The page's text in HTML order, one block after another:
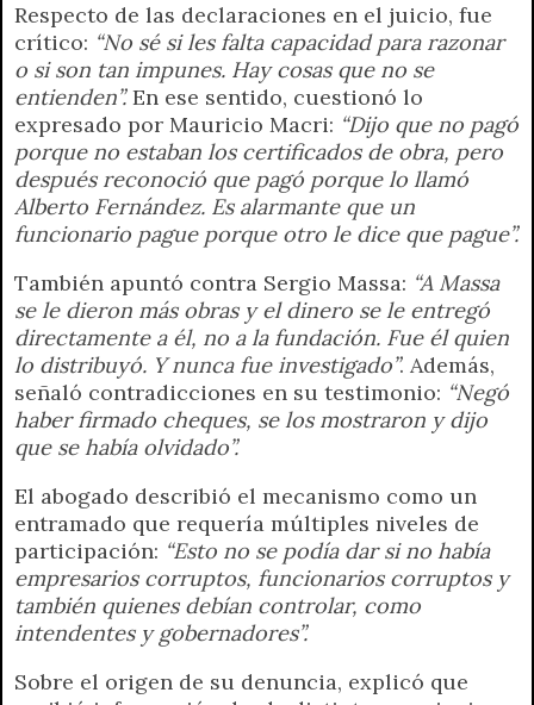
Respecto de las declaraciones en el juicio, fue
crítico: “No sé si les falta capacidad para razonar
o si son tan impunes. Hay cosas que no se
entienden”.En ese sentido, cuestionó lo
expresado por Mauricio Macri: “Dijo que no pagó
porque no estaban los certificados de obra, pero
después reconoció que pagó porque lo llamó
Alberto Fernández. Es alarmante que un
funcionario pague porque otro le dice que pague”.
También apuntó contra Sergio Massa: “A Massa
se le dieron más obras y el dinero se le entregó
directamente a él, no a la fundación. Fue él quien
lo distribuyó. Y nunca fue investigado”. Además,
señaló contradicciones en su testimonio: “Negó
haber firmado cheques, se los mostraron y dijo
que se había olvidado”.
El abogado describió el mecanismo como un
entramado que requería múltiples niveles de
participación: “Esto no se podía dar si no había
empresarios corruptos, funcionarios corruptos y
también quienes debían controlar, como
intendentes y gobernadores”.
Sobre el origen de su denuncia, explicó que